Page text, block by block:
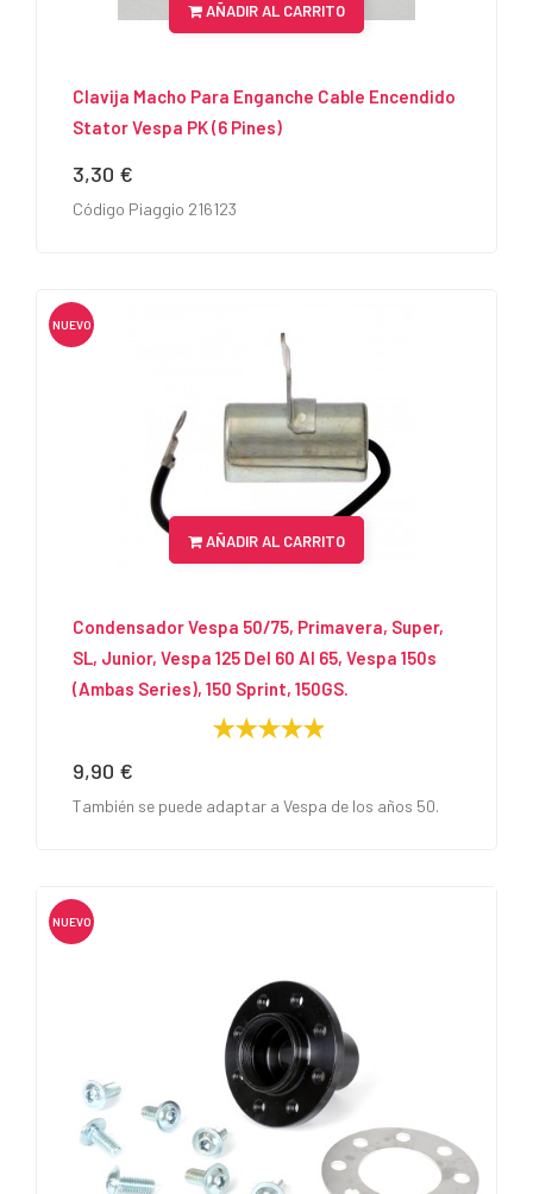
AÑADIR AL CARRITO
Clavija Macho Para Enganche Cable Encendido
Stator Vespa PK (6 Pines)
Precio
3,30 €
Código Piaggio 216123
NUEVO
AÑADIR AL CARRITO
Condensador Vespa 50/75, Primavera, Super,
SL, Junior, Vespa 125 Del 60 Al 65, Vespa 150s
(Ambas Series), 150 Sprint, 150GS.
Precio
9,90 €
También se puede adaptar a Vespa de los años 50.
NUEVO